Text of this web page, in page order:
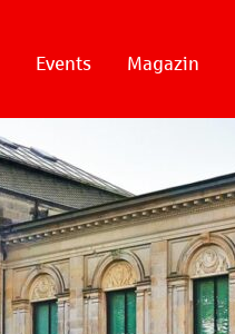
Events Magazin